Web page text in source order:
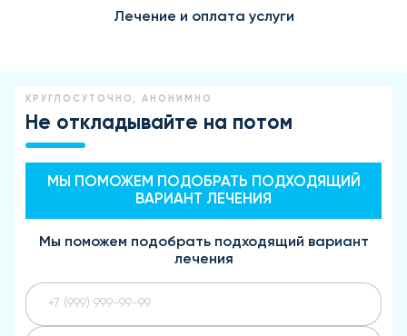
Лечение и оплата услуги
КРУГЛОСУТОЧНО, АНОНИМНО
Не откладывайте на потом
МЫ ПОМОЖЕМ ПОДОБРАТЬ ПОДХОДЯЩИЙ
ВАРИАНТ ЛЕЧЕНИЯ
Мы поможем подобрать подходящий вариант
лечения